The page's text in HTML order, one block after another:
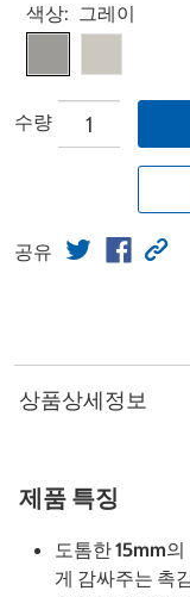
Select product
색상: 그레이
수량
공유
상품상세정보
제품 특징
도톰한 15mm
게 감싸주는 촉